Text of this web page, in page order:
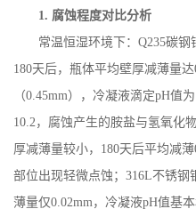
1. 腐蚀程度对比分析
常温恒湿环境下： Q235碳钢
180天后，瓶体平均壁厚减薄量达
（0.45mm），冷凝液滴定pH值为
10.2，腐蚀产生的胺盐与氢氧化
厚减薄量较小， 180天后平均减薄
部位出现轻微点蚀； 316L不锈钢
薄量仅0.02mm，冷凝液pH值基